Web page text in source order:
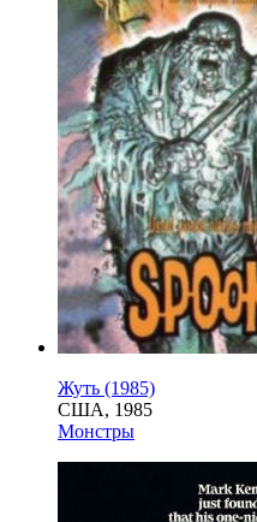
Жуть (1985)
США, 1985
Монстры